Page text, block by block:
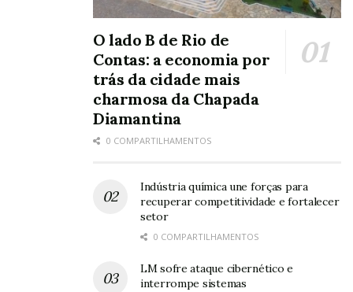
O lado B de Rio de
Contas: a economia por
trás da cidade mais
charmosa da Chapada
Diamantina
0 COMPARTILHAMENTOS
Indústria química une forças para
recuperar competitividade e fortalecer
setor
0 COMPARTILHAMENTOS
LM sofre ataque cibernético e
interrompe sistemas